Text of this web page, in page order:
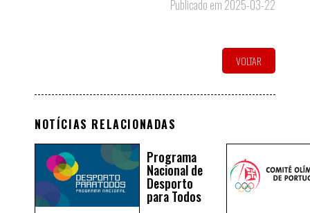
Publicado em 2025-03-22
VOLTAR
NOTÍCIAS RELACIONADAS
Programa
Nacional de
Desporto
para Todos